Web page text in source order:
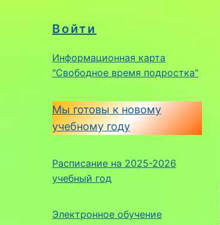
Войти
Информационная карта
"Свободное время подростка"
Мы готовы к новому
учебному году
Расписание на 2025-2026
учебный год
Электронное обучение